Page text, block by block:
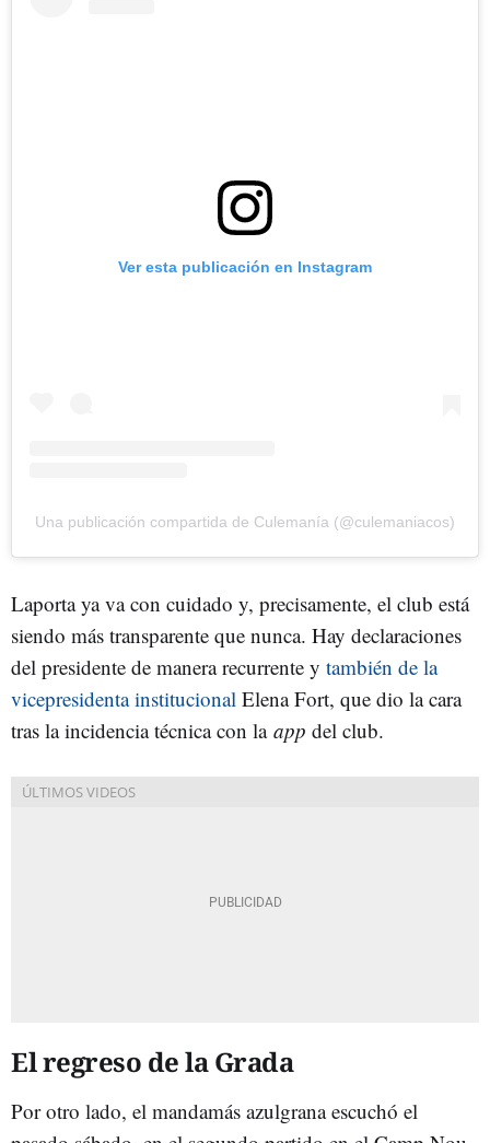
Ver esta publicación en Instagram
Una publicación compartida de Culemanía (@culemaniacos)
Laporta ya va con cuidado y, precisamente, el club está
siendo más transparente que nunca. Hay declaraciones
del presidente de manera recurrente y también de la
vicepresidenta institucional Elena Fort, que dio la cara
tras la incidencia técnica con la app del club.
El regreso de la Grada
Por otro lado, el mandamás azulgrana escuchó el